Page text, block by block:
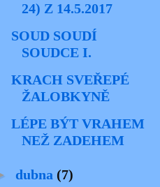
24) Z 14.5.2017
SOUD SOUDÍ
SOUDCE I.
KRACH SVEŘEPÉ
ŽALOBKYNĚ
LÉPE BÝT VRAHEM
NEŽ ZADEHEM
dubna (7)